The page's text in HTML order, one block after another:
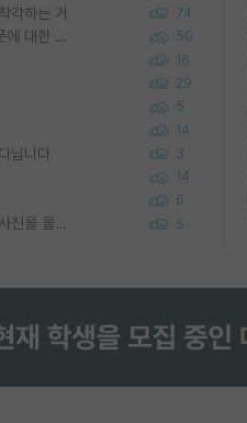
각하는 거 74
포스텍 억까에 대해 (동문의 학문적 아웃풋에 대한 반박) 50
16
29
5
14
닙니다 3
14
6
정보보안 연구하는 입장에선 식별가능한 사진을 올리는건 비추이긴함 5